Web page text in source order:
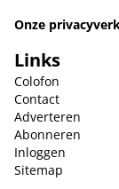
Onze
Links
Colofon
Contact
Adverteren
Abonneren
Inloggen
Sitemap